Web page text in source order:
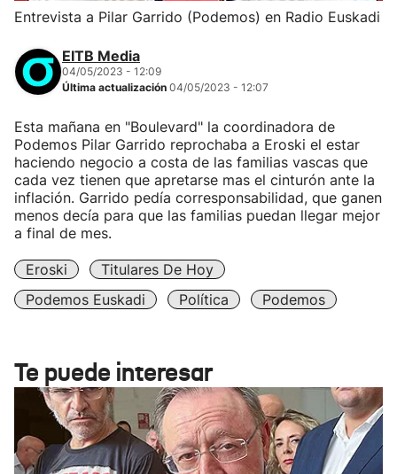
Entrevista a Pilar Garrido (Podemos) en Radio Euskadi
EITB Media
04/05/2023 - 12:09
Última actualización 04/05/2023 - 12:07
Esta mañana en "Boulevard" la coordinadora de
Podemos Pilar Garrido reprochaba a Eroski el estar
haciendo negocio a costa de las familias vascas que
cada vez tienen que apretarse mas el cinturón ante la
inflación. Garrido pedía corresponsabilidad, que ganen
menos decía para que las familias puedan llegar mejor
a final de mes.
Eroski
Titulares De Hoy
Podemos Euskadi
Política Podemos
Te puede interesar